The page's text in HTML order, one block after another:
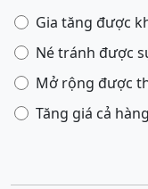
Gia tăng được
Né tránh được
Mở rộng được
Tăng giá cả